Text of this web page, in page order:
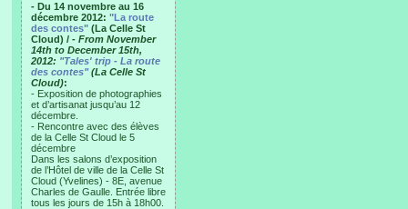
- Du 14 novembre au 16
décembre 2012: "La route
des contes" (La Celle St
Cloud) / - From November
14th to December 15th,
2012: "Tales' trip - La route
des contes"(La Celle St
Cloud):
- Exposition de photographies
et d’artisanat jusqu’au 12
décembre.
- Rencontre avec des élèves
de la Celle St Cloud le 5
décembre
Dans les salons d’exposition
de l’Hôtel de ville de la Celle St
Cloud (Yvelines) - 8E, avenue
Charles de Gaulle. Entrée libre
tous les jours de 15h à 18h00.